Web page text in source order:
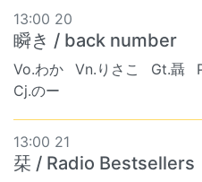
13:00 20
瞬き / back number
Vo.わか Vn.りさこ Gt.聶
Cj.のー
13:00 21
栞 / Radio Bestsellers